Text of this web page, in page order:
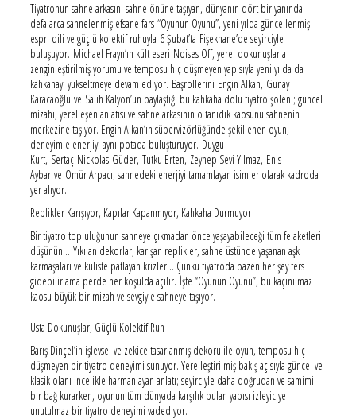
Tiyatronun sahne arkasını sahne önüne taşıyan, dünyanın dört bir yanında
defalarca sahnelenmiş efsane fars “Oyunun Oyunu”, yeni yılda güncellenmiş
espri dili ve güçlü kolektif ruhuyla 6 Şubat’ta Fişekhane’de seyirciyle
buluşuyor. Michael Frayn’ın kült eseri Noises Off, yerel dokunuşlarla
zenginleştirilmiş yorumu ve temposu hiç düşmeyen yapısıyla yeni yılda da
kahkahayı yükseltmeye devam ediyor. Başrollerini Engin Alkan, Günay
Karacaoğlu ve Salih Kalyon’un paylaştığı bu kahkaha dolu tiyatro şöleni; güncel
mizahı, yerelleşen anlatısı ve sahne arkasının o tanıdık kaosunu sahnenin
merkezine taşıyor. Engin Alkan’ın süpervizörlüğünde şekillenen oyun,
deneyimle enerjiyi aynı potada buluşturuyor. Duygu
Kurt, Sertaç Nickolas Güder, Tutku Erten, Zeynep Sevi Yılmaz, Enis
Aybar ve Ömür Arpacı, sahnedeki enerjiyi tamamlayan isimler olarak kadroda
yer alıyor.
Replikler Karışıyor, Kapılar Kapanmıyor, Kahkaha Durmuyor
Bir tiyatro topluluğunun sahneye çıkmadan önce yaşayabileceği tüm felaketleri
düşünün… Yıkılan dekorlar, karışan replikler, sahne üstünde yaşanan aşk
karmaşaları ve kuliste patlayan krizler… Çünkü tiyatroda bazen her şey ters
gidebilir ama perde her koşulda açılır. İşte “Oyunun Oyunu”, bu kaçınılmaz
kaosu büyük bir mizah ve sevgiyle sahneye taşıyor.
Usta Dokunuşlar, Güçlü Kolektif Ruh
Barış Dinçel’in işlevsel ve zekice tasarlanmış dekoru ile oyun, temposu hiç
düşmeyen bir tiyatro deneyimi sunuyor. Yerelleştirilmiş bakış açısıyla güncel ve
klasik olanı incelikle harmanlayan anlatı; seyirciyle daha doğrudan ve samimi
bir bağ kurarken, oyunun tüm dünyada karşılık bulan yapısı izleyiciye
unutulmaz bir tiyatro deneyimi vadediyor.